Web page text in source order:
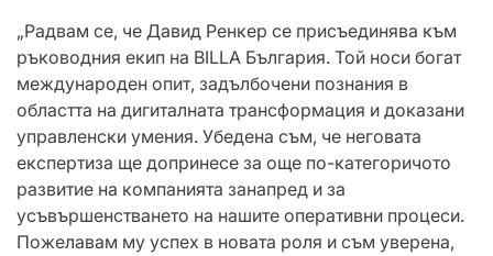
„Радвам се, че Давид Ренкер се присъединява към
ръководния екип на BILLA България. Той носи богат
международен опит, задълбочени познания в
областта на дигиталната трансформация и доказани
управленски умения. Убедена съм, че неговата
експертиза ще допринесе за още по-категоричото
развитие на компанията занапред и за
усъвършенстването на нашите оперативни процеси.
Пожелавам му успех в новата роля и съм уверена,